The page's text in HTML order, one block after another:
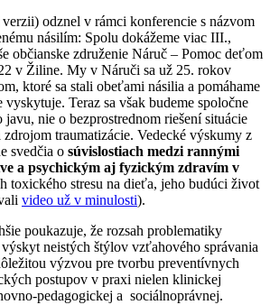
odznel v rámci konferencie s názvom
násilím: Spolu dokážeme viac III.,
občianske združenie Náruč – Pomoc deťom
v Žiline. My v Náruči sa už 25. rokov
ktoré sa stali obeťami násilia a pomáhame
vyskytuje. Teraz sa však budeme spoločne
nie o bezprostrednom riešení situácie
traumatizácie. Vedecké výskumy z
svedčia o súvislostiach medzi rannými
a psychickým aj fyzickým zdravím v
toxického stresu na dieťa, jeho budúci život
video už v minulosti).
poukazuje, že rozsah problematiky
výskyt neistých štýlov vzťahového správania
výzvou pre tvorbu preventívnych
postupov v praxi nielen klinickej
pedagogickej a sociálnoprávnej.